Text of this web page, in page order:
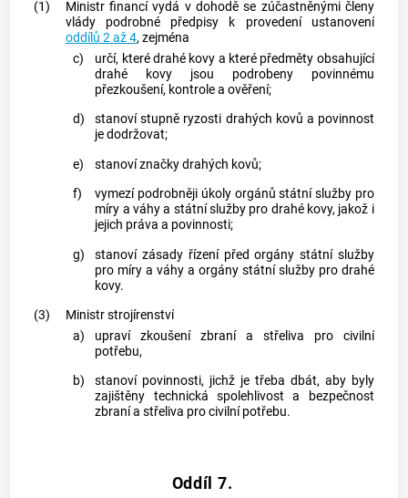
(1)
Ministr financí vydá v dohodě se zúčastněnými členy
vlády podrobné předpisy k provedení ustanovení
oddílů 2 až 4, zejména
c)
určí, které drahé kovy a které předměty obsahující
drahé kovy jsou podrobeny povinnému
přezkoušení, kontrole a ověření;
d)
stanoví stupně ryzosti drahých kovů a povinnost
je dodržovat;
e)
stanoví značky drahých kovů;
f)
vymezí podrobněji úkoly orgánů státní služby pro
míry a váhy a státní služby pro drahé kovy, jakož i
jejich práva a povinnosti;
g)
stanoví zásady řízení před orgány státní služby
pro míry a váhy a orgány státní služby pro drahé
kovy.
(3)
Ministr strojírenství
a)
upraví zkoušení zbraní a střeliva pro civilní
potřebu,
b)
stanoví povinnosti, jichž je třeba dbát, aby byly
zajištěny technická spolehlivost a bezpečnost
zbraní a střeliva pro civilní potřebu.
Oddíl 7.